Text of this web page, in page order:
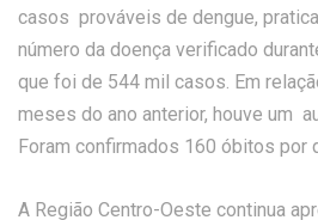
casos prováveis de dengue,
número da doença verificado
que foi de 544 mil casos. Em
meses do ano anterior, houve um
Foram confirmados 160 óbitos por
A Região Centro-Oeste continua